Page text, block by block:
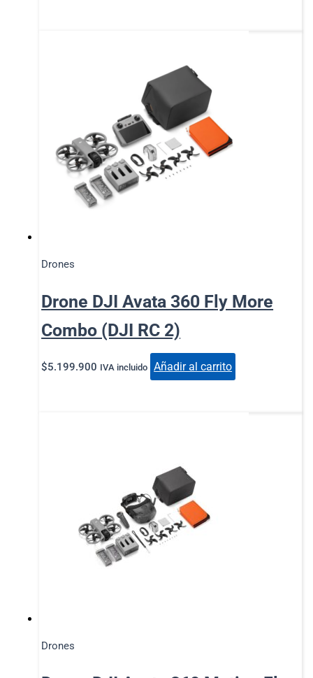
Drones
Drone DJI Avata 360 Fly More
Combo (DJI RC 2)
$5.199.900 IVA incluido Añadir al carrito
Drones